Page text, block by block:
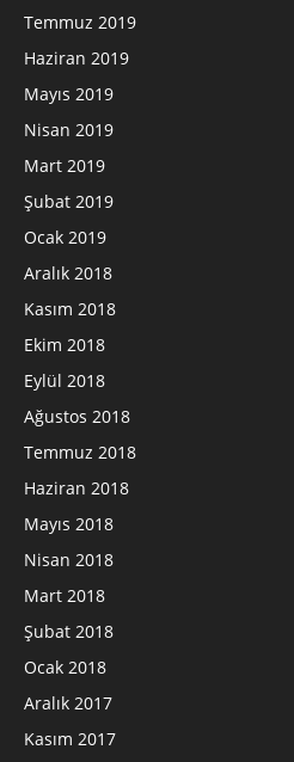
Temmuz 2019
Haziran 2019
Mayıs 2019
Nisan 2019
Mart 2019
Şubat 2019
Ocak 2019
Aralık 2018
Kasım 2018
Ekim 2018
Eylül 2018
Ağustos 2018
Temmuz 2018
Haziran 2018
Mayıs 2018
Nisan 2018
Mart 2018
Şubat 2018
Ocak 2018
Aralık 2017
Kasım 2017